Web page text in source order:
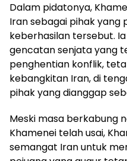
Dalam pidatonya,
Iran sebagai pihak yang
keberhasilan tersebut.
gencatan senjata yang
penghentian konflik,
kebangkitan Iran, di
pihak yang dianggap
Meski masa berkabung
Khamenei telah usai,
semangat Iran untuk